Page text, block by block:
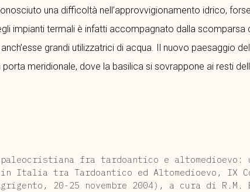
una difficoltà nell’approvvigionamento idrico,
impianti termali è infatti accompagnato dalla scomparsa
grandi utilizzatrici di acqua. Il nuovo paesaggio
meridionale, dove la basilica si sovrappone ai resti
fra tardoantico e altomedioevo:
tra Tardoantico ed Altomedioevo, IX
20-25 novembre 2004), a cura di R.M.